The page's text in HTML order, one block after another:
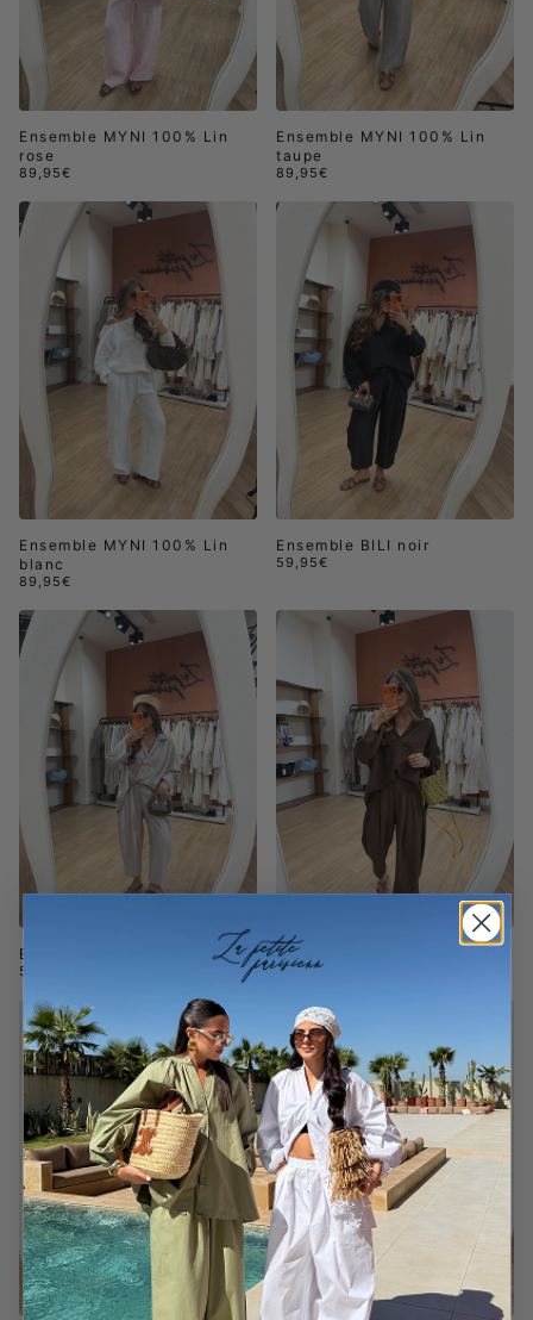
Ensemble MYNI 100% Lin
rose
89,95€
Ensemble MYNI 100% Lin
taupe
89,95€
Ensemble MYNI 100% Lin
blanc
89,95€
Ensemble BILI noir
59,95€
Ensemble BILI taupe
59,95€
Ensemble BILI marron
59,95€
37% De réduction